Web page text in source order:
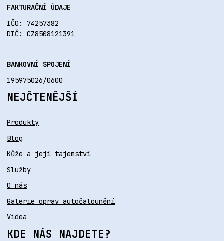
FAKTURAČNÍ ÚDAJE
IČO: 74257382
DIČ: CZ8508121391
BANKOVNÍ SPOJENÍ
195975026/0600
NEJČTENĚJŠÍ
Produkty
Blog
Kůže a její tajemství
Služby
O nás
Galerie oprav autočalounění
Videa
KDE NÁS NAJDETE?